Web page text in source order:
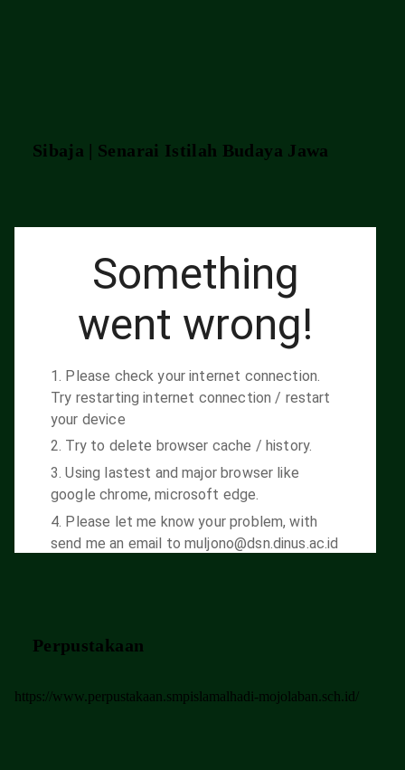
Sibaja | Senarai Istilah Budaya Jawa
Perpustakaan
https://www.perpustakaan.smpislamalhadi-mojolaban.sch.id/